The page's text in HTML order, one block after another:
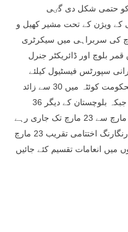
کو حتمی شکل دی گٸی
کے ویژن کے تحت مشیر کھیل و
کی سربراہی میں سیکرٹری
بلوچ اور ڈائریکٹر جنرل
سپورٹس فیسٹیول کیلئے
بھرپور تیاریاں جاری ہے، صوبائی دارالحکومت کوئٹہ میں 30 سے زائد
کھیلوں کے مقابلے منعقد کیے جائیں گے جبکہ بلوچستان کے دیگر 36
اضلاع میں بھی سپورٹس فیسٹیول 16 مارچ سے 23 مارچ تک جاری رہے
گا۔ کوئٹہ میں سپورٹس فیسٹیول کی رنگارنگ اختتامی تقریب 23 مارچ
انعامات تقسیم کئے جائیں